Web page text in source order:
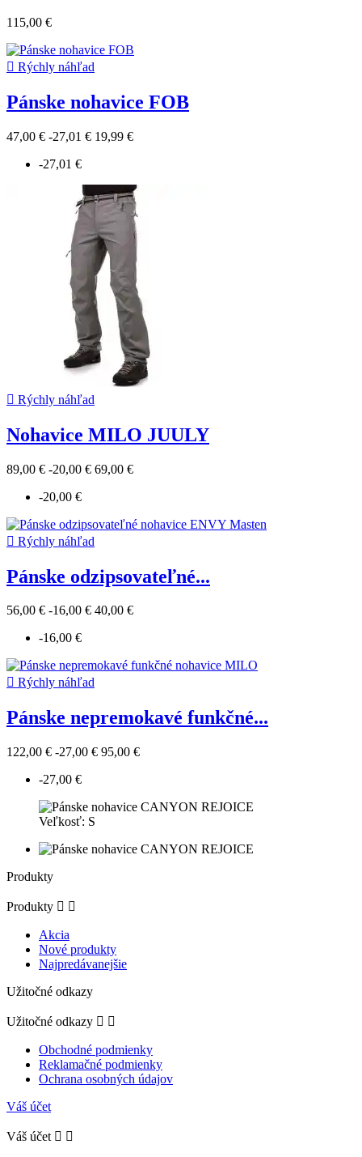
115,00 €
 Rýchly náhľad
Pánske nohavice FOB
47,00 € -27,01 € 19,99 €
-27,01 €
 Rýchly náhľad
Nohavice MILO JUULY
89,00 € -20,00 € 69,00 €
-20,00 €
 Rýchly náhľad
Pánske odzipsovateľné...
56,00 € -16,00 € 40,00 €
-16,00 €
 Rýchly náhľad
Pánske nepremokavé funkčné...
122,00 € -27,00 € 95,00 €
-27,00 €
Veľkosť: S
Produkty
Produkty  
Akcia
Nové produkty
Najpredávanejšie
Užitočné odkazy
Užitočné odkazy  
Obchodné podmienky
Reklamačné podmienky
Ochrana osobných údajov
Váš účet
Váš účet  